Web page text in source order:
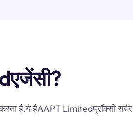
है.ये हैAAPT Limitedप्रॉक्सी सर्वर